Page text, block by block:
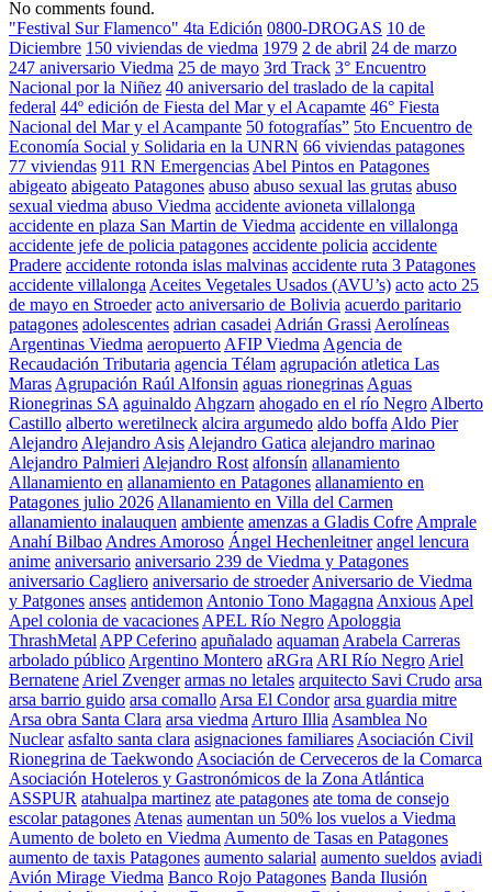
No comments found.
"Festival Sur Flamenco" 4ta Edición 0800-DROGAS 10 de
Diciembre 150 viviendas de viedma 1979 2 de abril 24 de marzo
247 aniversario Viedma 25 de mayo 3rd Track 3° Encuentro
Nacional por la Niñez 40 aniversario del traslado de la capital
federal 44º edición de Fiesta del Mar y el Acapamte 46° Fiesta
Nacional del Mar y el Acampante 50 fotografías” 5to Encuentro de
Economía Social y Solidaria en la UNRN 66 viviendas patagones
77 viviendas 911 RN Emergencias Abel Pintos en Patagones
abigeato abigeato Patagones abuso abuso sexual las grutas abuso
sexual viedma abuso Viedma accidente avioneta villalonga
accidente en plaza San Martin de Viedma accidente en villalonga
accidente jefe de policia patagones accidente policia accidente
Pradere accidente rotonda islas malvinas accidente ruta 3 Patagones
accidente villalonga Aceites Vegetales Usados (AVU’s) acto acto 25
de mayo en Stroeder acto aniversario de Bolivia acuerdo paritario
patagones adolescentes adrian casadei Adrián Grassi Aerolíneas
Argentinas Viedma aeropuerto AFIP Viedma Agencia de
Recaudación Tributaria agencia Télam agrupación atletica Las
Maras Agrupación Raúl Alfonsin aguas rionegrinas Aguas
Rionegrinas SA aguinaldo Ahgzarn ahogado en el río Negro Alberto
Castillo alberto weretilneck alcira argumedo aldo boffa Aldo Pier
Alejandro Alejandro Asis Alejandro Gatica alejandro marinao
Alejandro Palmieri Alejandro Rost alfonsín allanamiento
Allanamiento en allanamiento en Patagones allanamiento en
Patagones julio 2026 Allanamiento en Villa del Carmen
allanamiento inalauquen ambiente amenzas a Gladis Cofre Amprale
Anahí Bilbao Andres Amoroso Ángel Hechenleitner angel lencura
anime aniversario aniversario 239 de Viedma y Patagones
aniversario Cagliero aniversario de stroeder Aniversario de Viedma
y Patgones anses antidemon Antonio Tono Magagna Anxious Apel
Apel colonia de vacaciones APEL Río Negro Apologgia
ThrashMetal APP Ceferino apuñalado aquaman Arabela Carreras
arbolado público Argentino Montero aRGra ARI Río Negro Ariel
Bernatene Ariel Zvenger armas no letales arquitecto Savi Crudo arsa
arsa barrio guido arsa comallo Arsa El Condor arsa guardia mitre
Arsa obra Santa Clara arsa viedma Arturo Illia Asamblea No
Nuclear asfalto santa clara asignaciones familiares Asociación Civil
Rionegrina de Taekwondo Asociación de Cerveceros de la Comarca
Asociación Hoteleros y Gastronómicos de la Zona Atlántica
ASSPUR atahualpa martinez ate patagones ate toma de consejo
escolar patagones Atenas aumentan un 50% los vuelos a Viedma
Aumento de boleto en Viedma Aumento de Tasas en Patagones
aumento de taxis Patagones aumento salarial aumento sueldos aviadi
Avión Mirage Viedma Banco Rojo Patagones Banda Ilusión